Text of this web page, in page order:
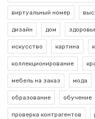
виртуальный номер
дизайн дом
искусство картина
коллекционирование
мебель на заказ мода
образование обучение
проверка контрагентов